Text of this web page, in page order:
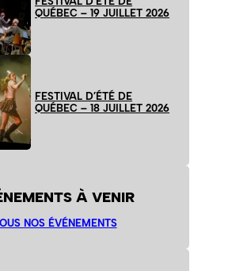
QUÉBEC – 19 JUILLET 2026
FESTIVAL D’ÉTÉ DE
QUÉBEC – 18 JUILLET 2026
À VENIR
NOS ÉVÉNEMENTS